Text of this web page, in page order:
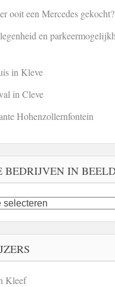
ooit een Mercedes gekocht?
en
in Kleve
in Cleve
Hohenzollernfontein
BEDRIJVEN IN
Kleef